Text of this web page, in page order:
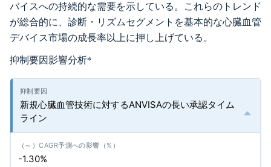
バイスへの持続的な需要を示している。これらのトレンド
が総合的に、診断・リズムセグメントを基本的な心臓血管
デバイス市場の成長率以上に押し上げている。
抑制要因影響分析*
新規心臓血管技術に対するANVISAの長い承認タイム
ライン
-1.30%